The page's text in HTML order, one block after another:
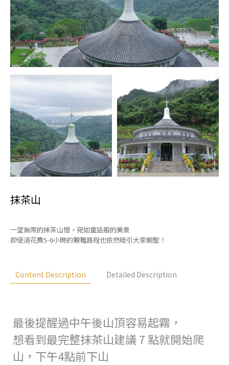
抹茶山
一望無際的抹茶山巒，宛如童話般的美景
即使須花費5-6小時的艱難路程也依然吸引大家朝聖！
Content Description Detailed Description
最後提醒過中午後山頂容易起霧，
想看到最完整抹茶山建議 7 點就開始爬
山，下午4點前下山